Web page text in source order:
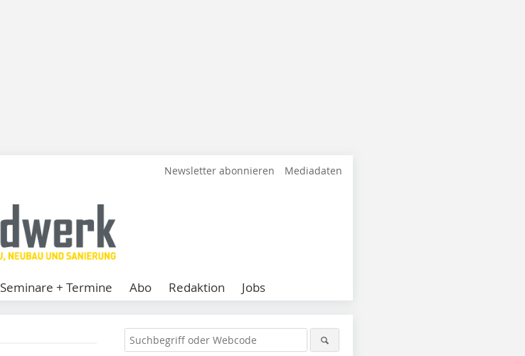
Newsletter abonnieren Mediadaten
Seminare + Termine Abo Redaktion Jobs